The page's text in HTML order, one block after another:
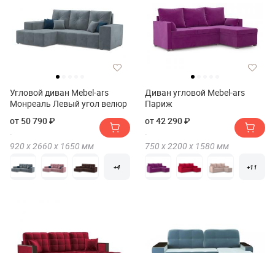
Угловой диван Mebel-ars
Монреаль Левый угол велюр
от 50 790 ₽
920 х2660 х 1650 мм
+4
Диван угловой Mebel-ars
Париж
от 42 290 ₽
750 х2200 х 1580 мм
+11